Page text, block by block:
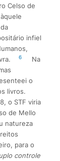
Celso de
infiel
6
Na
o
livros.
o STF viria
de Mello
natureza
para o
controle